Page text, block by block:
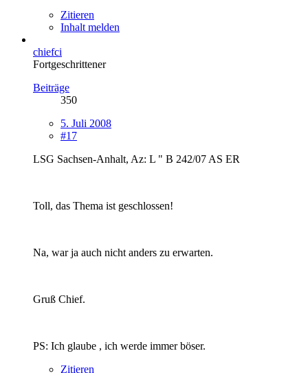
Zitieren
Inhalt melden
chiefci
Fortgeschrittener
Beiträge
350
5. Juli 2008
#17
LSG Sachsen-Anhalt, Az: L " B 242/07 AS ER
Toll, das Thema ist geschlossen!
Na, war ja auch nicht anders zu erwarten.
Gruß Chief.
PS: Ich glaube , ich werde immer böser.
Zitieren